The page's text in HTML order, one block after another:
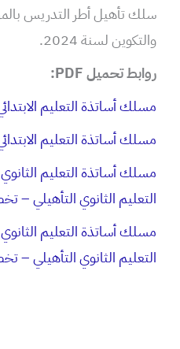
سلك تأهيل أطر التدريس
والتكوين لسنة 2024.
روابط تحميل PDF:
​مسلك أساتذة التعليم
​مسلك أساتذة التعليم
مسلك أساتذة التعليم
التعليم الثانوي التأهيلي –
مسلك أساتذة التعليم
التعليم الثانوي التأهيلي